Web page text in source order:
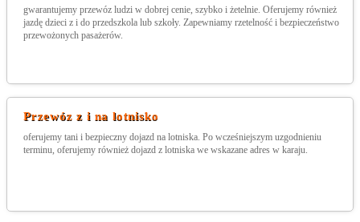
gwarantujemy przewóz ludzi w dobrej cenie, szybko i żetelnie. Oferujemy również
jazdę dzieci z i do przedszkola lub szkoły. Zapewniamy rzetelność i bezpieczeństwo
przewożonych pasażerów.
Przewóz z i na lotnisko
oferujemy tani i bezpieczny dojazd na lotniska. Po wcześniejszym uzgodnieniu
terminu, oferujemy również dojazd z lotniska we wskazane adres w karaju.